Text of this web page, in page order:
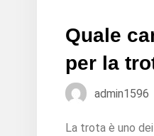
Quale
per la
admin1596
La trota è uno